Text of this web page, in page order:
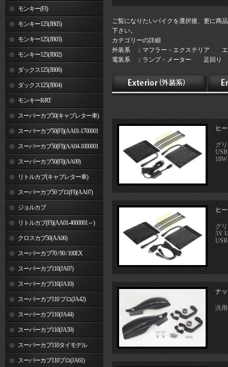
モンキー(FI)
モンキー125(JB05)
モンキー125(JB03)
モンキー125(JB02)
ダックス125(JB06)
ダックス125(JB04)
モンキーR/RT
スーパーカブ50(キャブレター車)
スーパーカブ50(FI)(AA01-1700001
～) スーパーカブ50(FI)(AA04-1000001
～) スーパーカブ50(FI)(AA09)
リトルカブ(キャブレター車)
スーパーカブ50 プロ(FI)(AA07)
ジョルカブ
リトルカブ(FI)(AA01-4000001～)
クロスカブ50(AA06)
スーパーカブ70 / 90 / 100EX
スーパーカブ110(JA07)
スーパーカブ110(JA10)
スーパーカブ110 プロ(JA42)
スーパーカブ110(JA44)
スーパーカブ110(JA59)
スーパーカブ110タイモデル
(MLHJA56)
スーパーカブ110プロ(JA61)
ご覧になりたいバイクを選択後、更に商
下さい。
カテゴリーの詳細
外装系 ：マフラー・エクステリア エ
電装系 ：ランプ・メーター 足回り
ヒ
グ
ヒ
グ
5V
ナ
汎